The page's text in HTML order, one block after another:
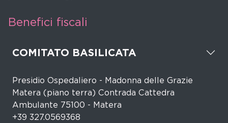
Benefici fiscali
COMITATO BASILICATA
Presidio Ospedaliero - Madonna delle Grazie
Matera (piano terra) Contrada Cattedra
Ambulante 75100 - Matera
+39 327.0569368